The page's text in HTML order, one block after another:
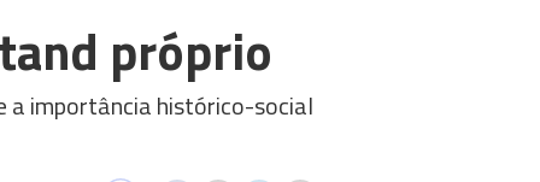
próprio
a importância histórico-social